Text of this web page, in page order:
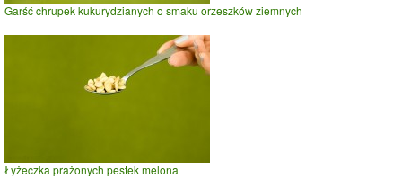
Garść chrupek kukurydzianych o smaku orzeszków ziemnych
Łyżeczka prażonych pestek melona